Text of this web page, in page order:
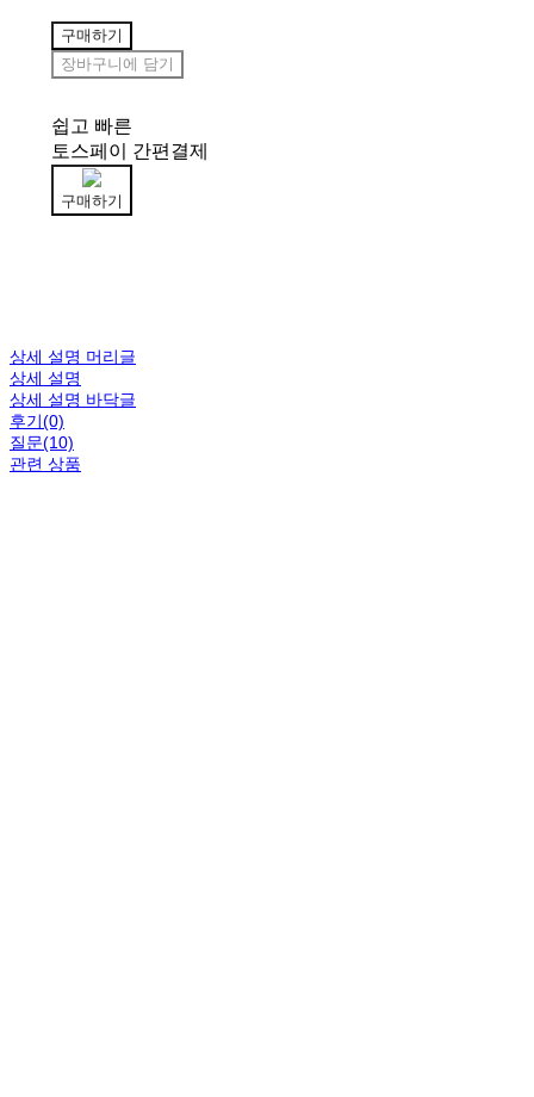
구매하기
장바구니에 담기
쉽고 빠른
토스페이 간편결제
구매하기
상세 설명 머리글
상세 설명
상세 설명 바닥글
후기(0)
질문(10)
관련 상품